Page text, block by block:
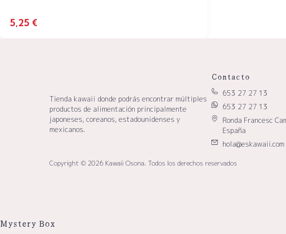
5,25 €
Tienda kawaii donde podrás encontrar múltiples
productos de alimentación principalmente
japoneses, coreanos, estadounidenses y
mexicanos.
Contacto
653 27 27 13
653 27 27 13
Ronda Francesc
España
hola@eskawaii.com
Copyright © 2026 Kawaii Osona. Todos los derechos reservados
Mystery Box